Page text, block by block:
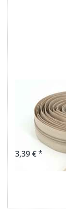
5mm
Farbe:
3,39 € *